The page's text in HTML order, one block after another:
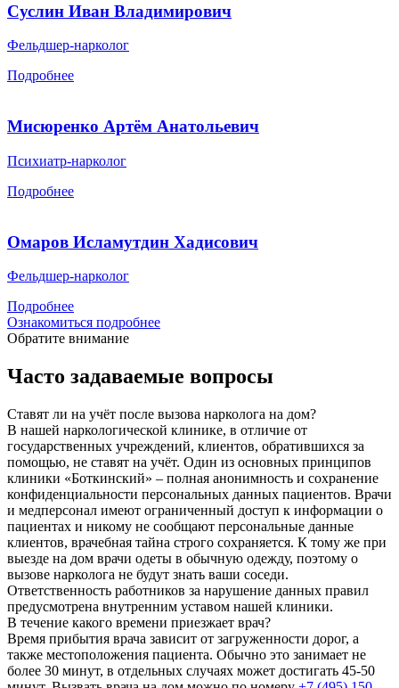
Суслин Иван Владимирович
Фельдшер-нарколог
Подробнее
Мисюренко Артём Анатольевич
Психиатр-нарколог
Подробнее
Омаров Исламутдин Хадисович
Фельдшер-нарколог
Подробнее
Ознакомиться подробнее
Обратите внимание
Часто задаваемые вопросы
Ставят ли на учёт после вызова нарколога на дом?
В нашей наркологической клинике, в отличие от
государственных учреждений, клиентов, обратившихся за
помощью, не ставят на учёт. Один из основных принципов
клиники «Боткинский» – полная анонимность и сохранение
конфиденциальности персональных данных пациентов. Врачи
и медперсонал имеют ограниченный доступ к информации о
пациентах и никому не сообщают персональные данные
клиентов, врачебная тайна строго сохраняется. К тому же при
выезде на дом врачи одеты в обычную одежду, поэтому о
вызове нарколога не будут знать ваши соседи.
Ответственность работников за нарушение данных правил
предусмотрена внутренним уставом нашей клиники.
В течение какого времени приезжает врач?
Время прибытия врача зависит от загруженности дорог, а
также местоположения пациента. Обычно это занимает не
более 30 минут, в отдельных случаях может достигать 45-50